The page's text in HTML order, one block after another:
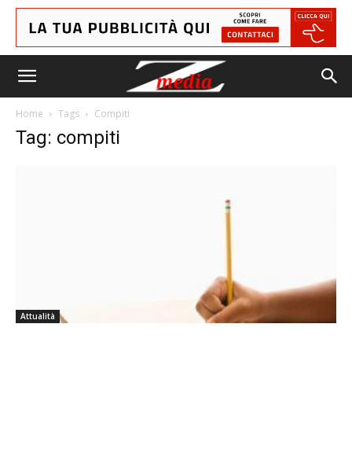
Home Tags Compiti
Tag: compiti
Attualità